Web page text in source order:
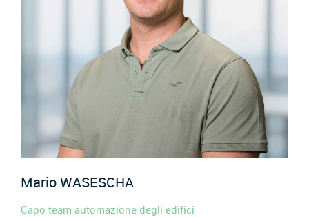
MarioWASESCHA
Capo team automazione degli edifici